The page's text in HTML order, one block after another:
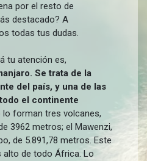
por el resto de
destacado? A
todas tus dudas.
tu atención es,
Se trata de la
del país, y una de las
el continente
lo forman tres volcanes,
3962 metros; el Mawenzi,
de 5.891,78 metros. Este
alto de todo África. Lo